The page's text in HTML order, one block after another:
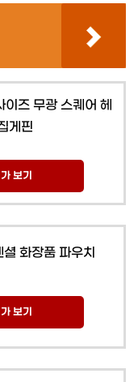
즈 무광 스퀘어 헤
게핀
보기
화장품 파우치
보기